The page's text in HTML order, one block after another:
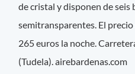
de cristal y disponen de seis
semitransparentes. El
265 euros la noche.
(Tudela). airebardenas.com